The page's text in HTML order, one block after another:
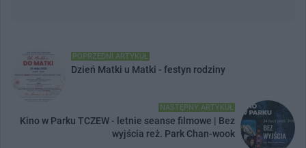
POPRZEDNI ARTYKUŁ
Dzień Matki u Matki - festyn rodziny
NASTĘPNY ARTYKUŁ
Kino w Parku TCZEW - letnie seanse filmowe | Bez
wyjścia reż. Park Chan-wook